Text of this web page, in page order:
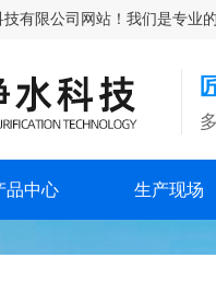
有限公司网站！我们是专业
品中心 生产现场